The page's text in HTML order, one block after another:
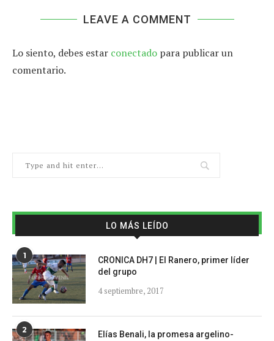
LEAVE A COMMENT
Lo siento, debes estar conectado para publicar un
comentario.
LO MÁS LEÍDO
1
CRONICA DH7 | El Ranero, primer líder
del grupo
4 septiembre, 2017
2
Elías Benali, la promesa argelino-